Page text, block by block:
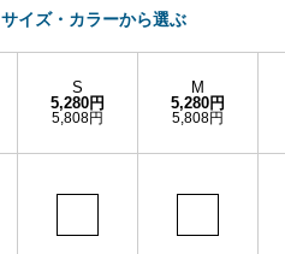
サイズ・カラーから選ぶ
S
5,280円
5,808円
M
5,280円
5,808円